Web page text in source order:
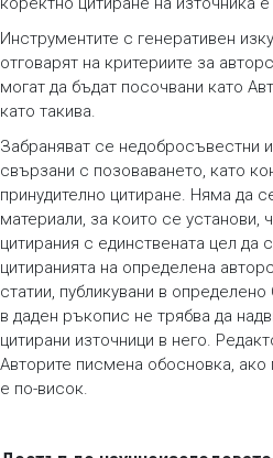
Инструментите с генеративен
отговарят на критериите за
могат да бъдат посочвани като
като такива.
Забраняват се недобросъвестни
свързани с позоваването, като
принудително цитиране. Няма да
материали, за които се установи,
цитирания с единствената цел да
цитиранията на определена
статии, публикувани в
в даден ръкопис не трябва да
цитирани източници в него.
Авторите писмена обосновка,
е по-висок.